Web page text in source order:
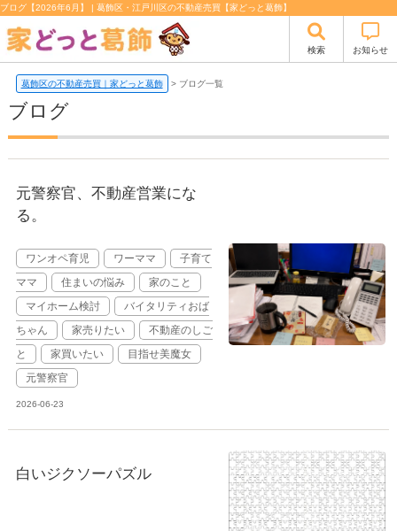
ブログ【2026年6月】 | 葛飾区・江戸川区の不動産売買【家どっと葛飾】
検索 お知らせ
葛飾区の不動産売買｜家どっと葛飾 > ブログ一覧
ブログ
元警察官、不動産営業にな
る。
ワンオペ育児 ワーママ
子育て
ママ
住まいの悩み
家のこと
マイホーム検討
バイタリティおば
ちゃん
家売りたい
不動産のしご
と
家買いたい
目指せ美魔女
元警察官
2026-06-23
白いジクソーパズル